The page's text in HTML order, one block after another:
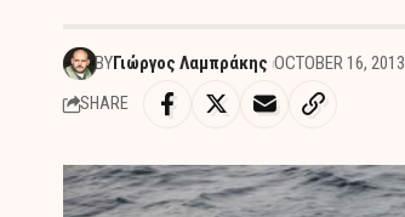
BYΓιώργος Λαμπράκης OCTOBER 16, 2013
SHARE